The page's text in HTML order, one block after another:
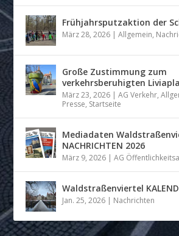
Frühjahrsputzaktion der
März 28, 2026 |Allgemein,
Große Zustimmung zum
verkehrsberuhigten
März 23, 2026 |AG Verkehr,
Presse, Startseite
Mediadaten
NACHRICHTEN 2026
März 9, 2026 |AG
Waldstraßenviertel
Jan. 25, 2026 | Nachrichten